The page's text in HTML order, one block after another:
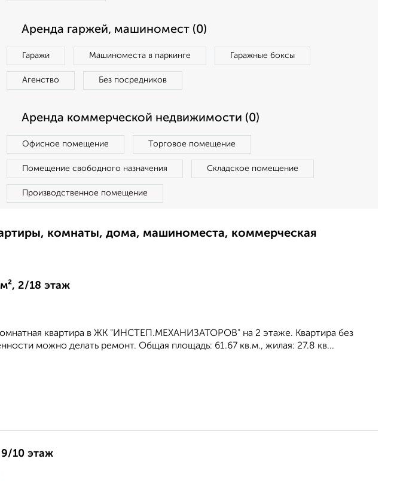
Аренда гаржей, машиномест (0)
Гаражи Машиноместа в паркинге Гаражные боксы
Агенство Без посредников
Аренда коммерческой недвижимости (0)
Офисное помещение Торговое помещение
Помещение свободного назначения Складское помещение
Производственное помещение
комнаты, дома, машиноместа, коммерческая
2/18 этаж
квартира в ЖК "ИНСТЕП.МЕХАНИЗАТОРОВ" на 2 этаже. Квартира без
можно делать ремонт. Общая площадь: 61.67 кв.м., жилая: 27.8 кв...
9/10 этаж